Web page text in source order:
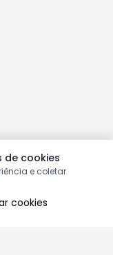
de cookies
e coletar
cookies